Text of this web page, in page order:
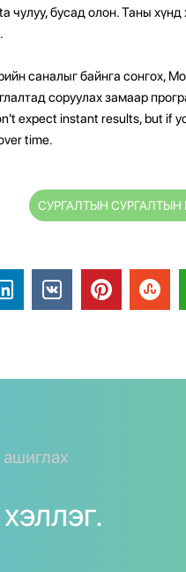
чулуу, бусад олон. Таны
саналыг байнга сонгох,
соруулах замаар
expect instant results, but if
time.
СУРГАЛТЫН СУРГАЛТЫН